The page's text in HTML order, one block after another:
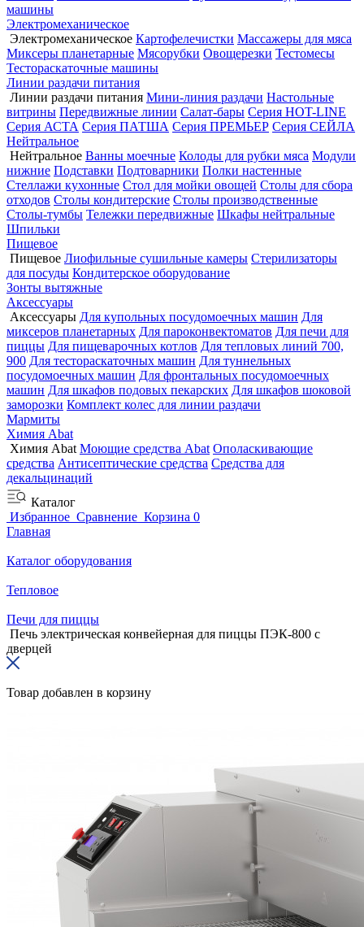
машины
Электромеханическое
Электромеханическое Картофелечистки Массажеры для мяса
Миксеры планетарные Мясорубки Овощерезки Тестомесы
Тестораскаточные машины
Линии раздачи питания
Линии раздачи питания Мини-линия раздачи Настольные
витрины Передвижные линии Салат-бары Серия HOT-LINE
Серия АСТА Серия ПАТША Серия ПРЕМЬЕР Серия СЕЙЛА
Нейтральное
Нейтральное Ванны моечные Колоды для рубки мяса Модули
нижние Подставки Подтоварники Полки настенные
Стеллажи кухонные Стол для мойки овощей Столы для сбора
отходов Столы кондитерские Столы производственные
Столы-тумбы Тележки передвижные Шкафы нейтральные
Шпильки
Пищевое
Пищевое Лиофильные сушильные камеры Стерилизаторы
для посуды Кондитерское оборудование
Зонты вытяжные
Аксессуары
Аксессуары Для купольных посудомоечных машин Для
миксеров планетарных Для пароконвектоматов Для печи для
пиццы Для пищеварочных котлов Для тепловых линий 700,
900 Для тестораскаточных машин Для туннельных
посудомоечных машин Для фронтальных посудомоечных
машин Для шкафов подовых пекарских Для шкафов шоковой
заморозки Комплект колес для линии раздачи
Мармиты
Химия Abat
Химия Abat Моющие средства Abat Ополаскивающие
средства Антисептические средства Средства для
декальцинаций
Каталог
Избранное Сравнение Корзина 0
Главная
Каталог оборудования
Тепловое
Печи для пиццы
Печь электрическая конвейерная для пиццы ПЭК-800 с
дверцей
Товар добавлен в корзину